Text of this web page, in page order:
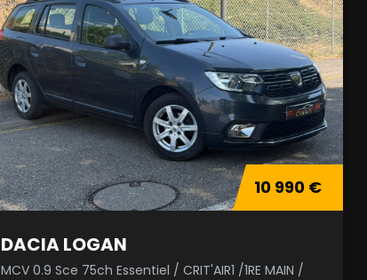
10 990 €
DACIA LOGAN
MCV 0.9 Sce 75ch Essentiel / CRIT'AIR1 /1RE MAIN /